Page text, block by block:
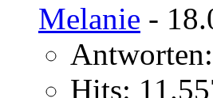
Melanie -
Antworten:
Hits: